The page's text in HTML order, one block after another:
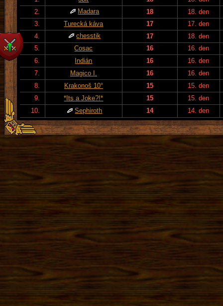
2.
Madara 18
18. den
3.
Turecká káva 17
17. den
4.
chesstik 17
18. den
5.
Cosac 16
16. den
6.
Indián 16
16. den
7.
Magico I. 16
16. den
8.
Krakonoš 10° 15
15. den
9.
*Its a Joke?!* 15
15. den
10.
Sephiroth 14 14. den